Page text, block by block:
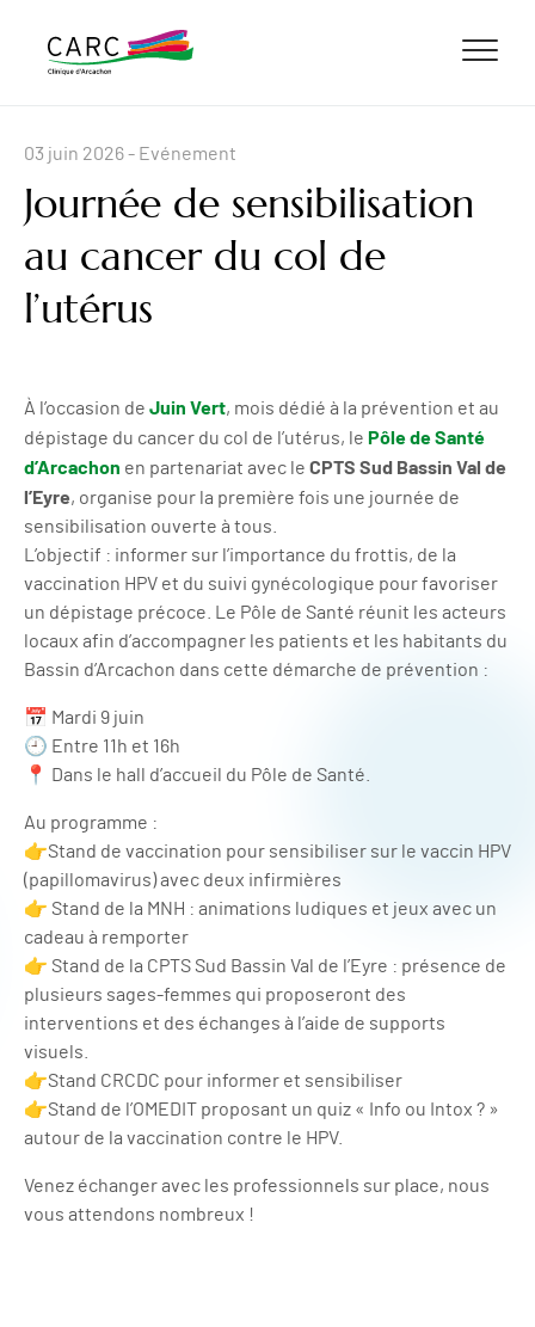
03 juin 2026- Evénement
Journée de sensibilisation
au cancer du col de
l’utérus
À l’occasion de Juin Vert, mois dédié à la prévention et au
dépistage du cancer du col de l’utérus, le Pôle de Santé
d’Arcachon en partenariat avec le CPTS Sud Bassin Val de
l’Eyre, organise pour la première fois une journée de
sensibilisation ouverte à tous.
L’objectif : informer sur l’importance du frottis, de la
vaccination HPV et du suivi gynécologique pour favoriser
un dépistage précoce. Le Pôle de Santé réunit les acteurs
locaux afin d’accompagner les patients et les habitants du
Bassin d’Arcachon dans cette démarche de prévention :
📅 Mardi 9 juin
🕘 Entre 11h et 16h
📍 Dans le hall d’accueil du Pôle de Santé.
Au programme :
👉​Stand de vaccination pour sensibiliser sur le vaccin HPV
(papillomavirus) avec deux infirmières
👉 Stand de la MNH : animations ludiques et jeux avec un
cadeau à remporter
👉 Stand de la CPTS Sud Bassin Val de l’Eyre : présence de
plusieurs sages-femmes qui proposeront des
interventions et des échanges à l’aide de supports
visuels.
👉Stand CRCDC pour informer et sensibiliser
👉Stand de l’OMEDIT proposant un quiz « Info ou Intox ? »
autour de la vaccination contre le HPV.
Venez échanger avec les professionnels sur place, nous
vous attendons nombreux !